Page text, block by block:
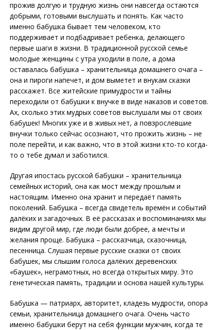
прожив долгую и трудную жизнь они навсегда остаются
добрыми, готовыми выслушать и понять. Как часто
именно бабушка бывает тем человеком, кто
поддерживает и подбадривает ребенка, делающего
первые шаги в жизни. В традиционной русской семье
молодые женщины с утра уходили в поле, а дома
оставалась бабушка – хранительница домашнего очага –
она и пироги напечет, и дом выметет и внукам сказки
расскажет. Все житейские примудрости и тайны
переходили от бабушки к внучке в виде наказов и советов.
Ах, сколько этих мудрых советов выслушали мы от своих
бабушек! Многих уже и в живых нет, а повзрослевшие
внучки только сейчас осознают, что прожить жизнь – не
поле перейти, и как важно, что в этой жизни кто-то когда-
то о тебе думал и заботился.
Другая ипостась русской бабушки – хранительница
семейных историй, она как мост между прошлым и
настоящим. Именно она хранит и передаёт память
поколений. Бабушка – всегда свидетель времён и событий
далёких и загадочных. В её рассказах и воспоминаниях мы
видим другой мир, где люди были добрее, а мечты и
желания проще. Бабушка – рассказчица, сказочница,
песенница. Слушая первые русские сказки от своих
бабушек, мы слышим голоса далёких деревенских
«баушек», неграмотных, но всегда открытых миру. Это
генетическая память, традиции и основа нашей культуры.
Бабушка — патриарх, авторитет, кладезь мудрости, опора
семьи, хранительница домашнего очага. Очень часто
именно бабушки берут на себя функции мужчин, когда те